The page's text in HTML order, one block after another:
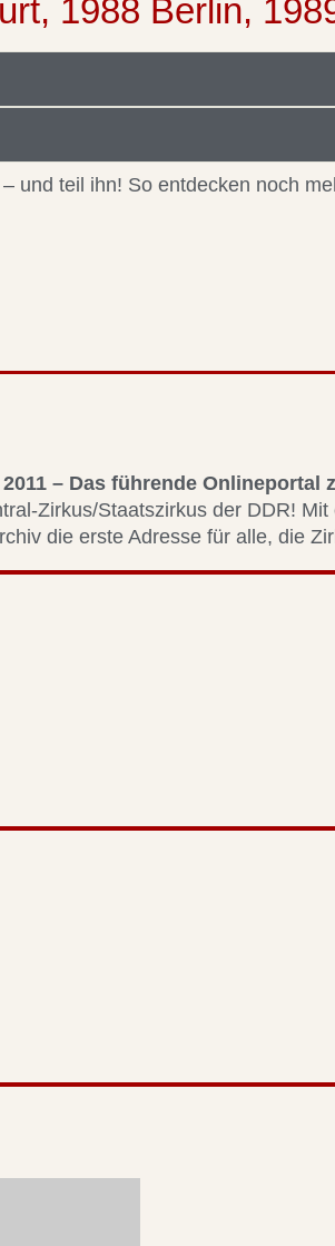
1988 Berlin,
und teil ihn! So entdecken noch
– Das führende Onlineportal
Zirkus/Staatszirkus der DDR!
die erste Adresse für alle, die